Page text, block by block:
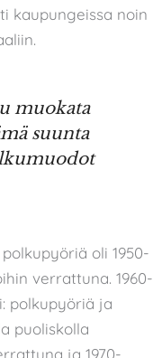
kaupungeissa noin
muokata
suunta
oli 1950-
verrattuna. 1960-
polkupyöriä ja
puoliskolla